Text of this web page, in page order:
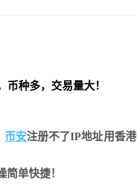
币种多，交易量大！
币安注册不了IP地址用香
单快捷！